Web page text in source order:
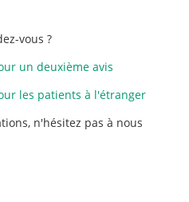
vous ?
un deuxième avis
les patients à l'étranger
n'hésitez pas à nous